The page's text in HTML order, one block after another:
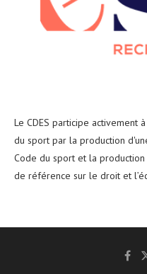
Le CDES participe activement
du sport par la production
Code du sport et la
de référence sur le droit et